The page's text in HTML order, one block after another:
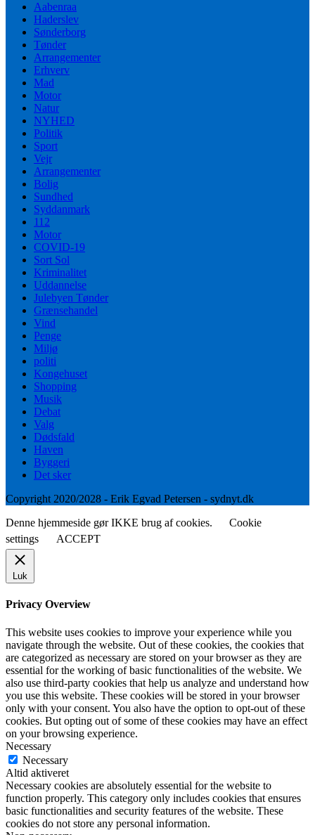
Aabenraa
Haderslev
Sønderborg
Tønder
Arrangementer
Erhverv
Mad
Motor
Natur
NYHED
Politik
Sport
Vejr
Arrangementer
Bolig
Sundhed
Syddanmark
112
Motor
COVID-19
Sort Sol
Kriminalitet
Uddannelse
Julebyen Tønder
Grænsehandel
Vind
Penge
Miljø
politi
Kongehuset
Shopping
Musik
Debat
Valg
Dødsfald
Haven
Byggeri
Det sker
Copyright 2020/2028 - Erik Egvad Petersen - sydnyt.dk
Denne hjemmeside gør IKKE brug af cookies.
Cookie
settings
ACCEPT
Luk
Privacy Overview
This website uses cookies to improve your experience while you
navigate through the website. Out of these cookies, the cookies that
are categorized as necessary are stored on your browser as they are
essential for the working of basic functionalities of the website. We
also use third-party cookies that help us analyze and understand how
you use this website. These cookies will be stored in your browser
only with your consent. You also have the option to opt-out of these
cookies. But opting out of some of these cookies may have an effect
on your browsing experience.
Necessary
Necessary
Altid aktiveret
Necessary cookies are absolutely essential for the website to
function properly. This category only includes cookies that ensures
basic functionalities and security features of the website. These
cookies do not store any personal information.